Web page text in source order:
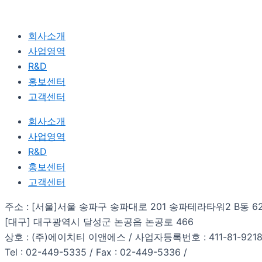
회사소개
사업영역
R&D
홍보센터
고객센터
회사소개
사업영역
R&D
홍보센터
고객센터
주소 : [서울]서울 송파구 송파대로 201 송파테라타워2 B동
[대구] 대구광역시 달성군 논공읍 논공로 466
상호 : (주)에이치티 이앤에스 / 사업자등록번호 : 411-81-
Tel : 02-449-5335 / Fax : 02-449-5336 /